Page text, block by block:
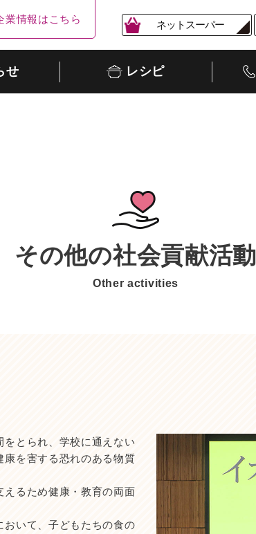
業情報はこちら ネットスーパー
せ レシピ
その他の社会貢献活動
Other activities
をとられ、学校に通えない
を害する恐れのある物質
えるため健康・教育の両面
おいて、子どもたちの食の